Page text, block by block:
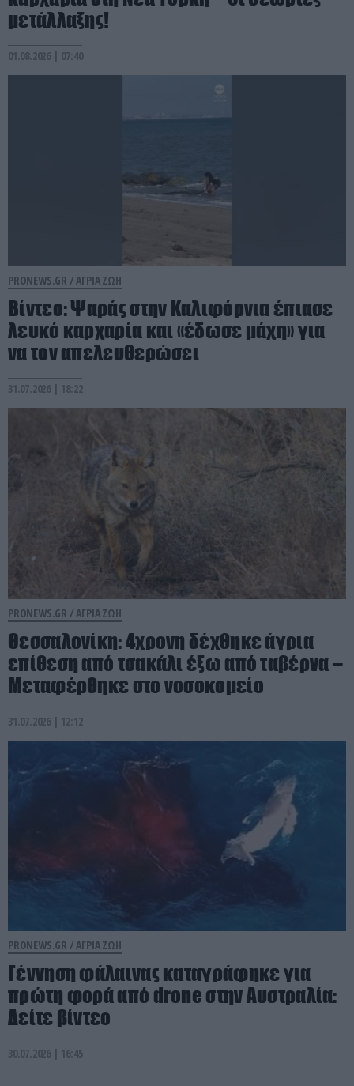
μετάλλαξης!
01.08.2026 | 07:40
PRONEWS.GR / ΑΓΡΙΑ ΖΩΗ
Βίντεο: Ψαράς στην Καλιφόρνια έπιασε
λευκό καρχαρία και «έδωσε μάχη» για
να τον απελευθερώσει
31.07.2026 | 18:22
PRONEWS.GR / ΑΓΡΙΑ ΖΩΗ
Θεσσαλονίκη: 4χρονη δέχθηκε άγρια
επίθεση από τσακάλι έξω από ταβέρνα –
Μεταφέρθηκε στο νοσοκομείο
31.07.2026 | 12:12
PRONEWS.GR /ΑΓΡΙΑ ΖΩΗ
Γέννηση φάλαινας καταγράφηκε για
πρώτη φορά από drone στην Αυστραλία:
Δείτε βίντεο
30.07.2026 | 16:45